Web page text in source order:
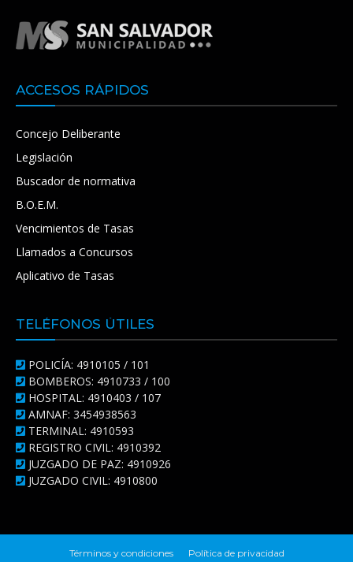
ACCESOS RÁPIDOS
Concejo Deliberante
Legislación
Buscador de normativa
B.O.E.M.
Vencimientos de Tasas
Llamados a Concursos
Aplicativo de Tasas
TELÉFONOS ÚTILES
POLICÍA: 4910105 / 101
BOMBEROS: 4910733 / 100
HOSPITAL: 4910403 / 107
AMNAF: 3454938563
TERMINAL: 4910593
REGISTRO CIVIL: 4910392
JUZGADO DE PAZ: 4910926
JUZGADO CIVIL: 4910800
Términos y condiciones Política de privacidad